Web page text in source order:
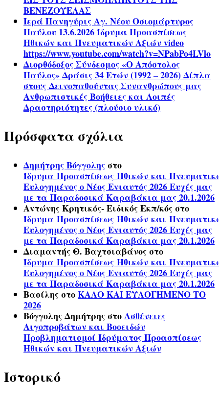
ΒΕΝΕΖΟΥΕΛΑΣ
Ιερά Πανηγύρις Αγ. Νέου Οσιομάρτυρος
Παύλου 13.6.2026 Ίδρυμα Προασπίσεως
Ηθικών και Πνευματικών Αξιών video
https://www.youtube.com/watch?v=NPabPo4LVlo
Διορθόδοξος Σύνδεσμος «Ο Απόστολος
Παύλος» Δράσις 34 Ετών (1992 – 2026) Δίπλα
στους Δεινοπαθούντας Συνανθρώπους μας
Ανθρωπιστικές Βοήθειες και Λοιπές
Δραστηριότητες (πλούσιο υλικό)
Πρόσφατα σχόλια
Δημήτρης Βόγγοληςστο
Ίδρυμα Προασπίσεως Ηθικών και
Ευλογημένος ο Νέος Ενιαυτός 2026 Ευχές μας
με τα Παραδοσικά Καραβάκια μας 20.1.2026
Αντώνης Κρητικός- Ειδικός Εκπ/κόςστο
Ίδρυμα Προασπίσεως Ηθικών και
Ευλογημένος ο Νέος Ενιαυτός 2026 Ευχές μας
με τα Παραδοσικά Καραβάκια μας 20.1.2026
Διαμαντής Θ. Βαχτσιαβάνοςστο
Ίδρυμα Προασπίσεως Ηθικών και
Ευλογημένος ο Νέος Ενιαυτός 2026 Ευχές μας
με τα Παραδοσικά Καραβάκια μας 20.1.2026
ΒασίληςστοΚΑΛΟ ΚΑΙ ΕΥΛΟΓΗΜΕΝΟ ΤΟ
2026
Βόγγολης ΔημήτρηςστοΑσθένειες
Αιγοπροβάτων και Βοοειδών
Προβληματισμοί Ιδρύματος Προασπίσεως
Ηθικών και Πνευματικών Αξιών
Ιστορικό